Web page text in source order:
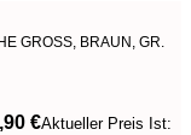
GROSS, BRAUN, GR.
€Aktueller Preis Ist: